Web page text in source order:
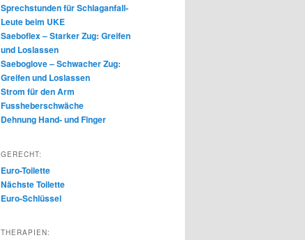
Sprechstunden für Schlaganfall-
Leute beim UKE
Saeboflex – Starker Zug: Greifen
und Loslassen
Saeboglove – Schwacher Zug:
Greifen und Loslassen
Strom für den Arm
Fussheberschwäche
Dehnung Hand- und Finger
GERECHT:
Euro-Toilette
Nächste Toilette
Euro-Schlüssel
THERAPIEN: